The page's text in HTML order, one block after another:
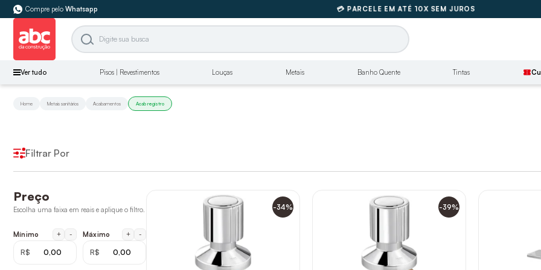
Compre pelo Whatsapp FRETE GRÁTIS SUL E SUDESTE
💳 PARCELE EM ATÉ 10X SEM JUROS
FRETE GRÁTIS SUL E SUDESTE
🚚
Ver tudo Pisos | Revestimentos Louças Metais Banho Quente Tintas confirmation_number
Home Metais sanitários Acabamentos Acab registro
Filtrar Por
Preço
Escolha uma faixa em reais e aplique o filtro.
Mínimo + -
R$
Máximo + -
R$
-34% -39%